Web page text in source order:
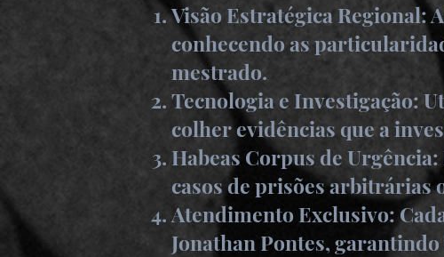
Visão Estratégica Regional:
conhecendo as
mestrado.
Tecnologia e Investigação:
colher evidências que a
Habeas Corpus de
casos de prisões arbitrárias
Atendimento Exclusivo:
Jonathan Pontes,